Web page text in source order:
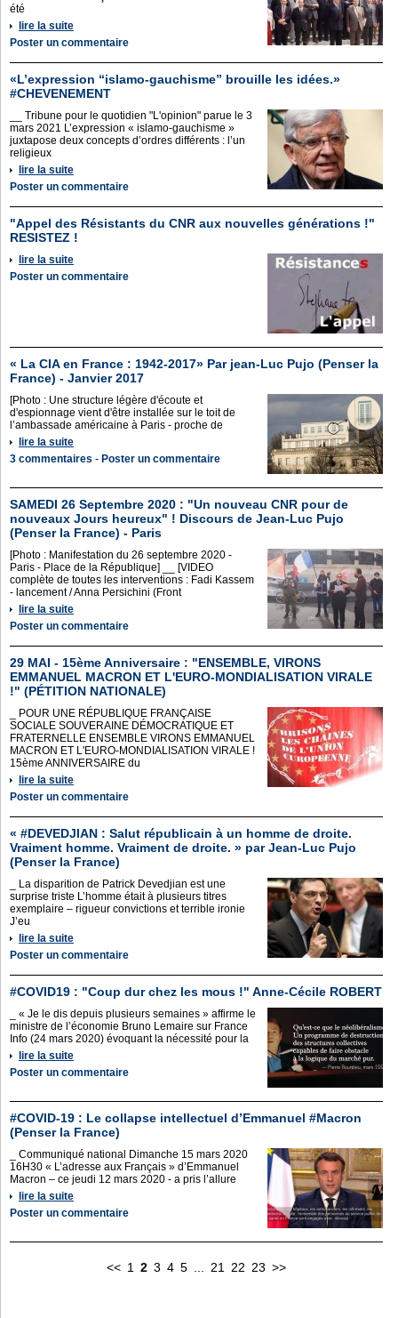
été
lire la suite
Poster un commentaire
«L’expression “islamo-gauchisme” brouille les idées.»
#CHEVENEMENT
__ Tribune pour le quotidien "L'opinion" parue le 3
mars 2021 L’expression « islamo-gauchisme »
juxtapose deux concepts d’ordres différents : l’un
religieux
lire la suite
Poster un commentaire
"Appel des Résistants du CNR aux nouvelles générations !"
RESISTEZ !
lire la suite
Poster un commentaire
« La CIA en France : 1942-2017» Par jean-Luc Pujo (Penser la
France) - Janvier 2017
[Photo : Une structure légère d'écoute et
d'espionnage vient d'être installée sur le toit de
l’ambassade américaine à Paris - proche de
lire la suite
3 commentaires - Poster un commentaire
SAMEDI 26 Septembre 2020 : "Un nouveau CNR pour de
nouveaux Jours heureux" ! Discours de Jean-Luc Pujo
(Penser la France) - Paris
[Photo : Manifestation du 26 septembre 2020 -
Paris - Place de la République] __ [VIDEO
complète de toutes les interventions : Fadi Kassem
- lancement / Anna Persichini (Front
lire la suite
Poster un commentaire
29 MAI - 15ème Anniversaire : "ENSEMBLE, VIRONS
EMMANUEL MACRON ET L'EURO-MONDIALISATION VIRALE
!" (PÉTITION NATIONALE)
_ POUR UNE RÉPUBLIQUE FRANÇAISE
SOCIALE SOUVERAINE DÉMOCRATIQUE ET
FRATERNELLE ENSEMBLE VIRONS EMMANUEL
MACRON ET L'EURO-MONDIALISATION VIRALE !
15ème ANNIVERSAIRE du
lire la suite
Poster un commentaire
« #DEVEDJIAN : Salut républicain à un homme de droite.
Vraiment homme. Vraiment de droite. » par Jean-Luc Pujo
(Penser la France)
_ La disparition de Patrick Devedjian est une
surprise triste L’homme était à plusieurs titres
exemplaire – rigueur convictions et terrible ironie
J’eu
lire la suite
Poster un commentaire
#COVID19 : "Coup dur chez les mous !" Anne-Cécile ROBERT
_ « Je le dis depuis plusieurs semaines » affirme le
ministre de l’économie Bruno Lemaire sur France
Info (24 mars 2020) évoquant la nécessité pour la
lire la suite
Poster un commentaire
#COVID-19 : Le collapse intellectuel d’Emmanuel #Macron
(Penser la France)
_ Communiqué national Dimanche 15 mars 2020
16H30 « L’adresse aux Français » d’Emmanuel
Macron – ce jeudi 12 mars 2020 - a pris l’allure
lire la suite
Poster un commentaire
<< 1 2 3 4 5 21 22 23 >>